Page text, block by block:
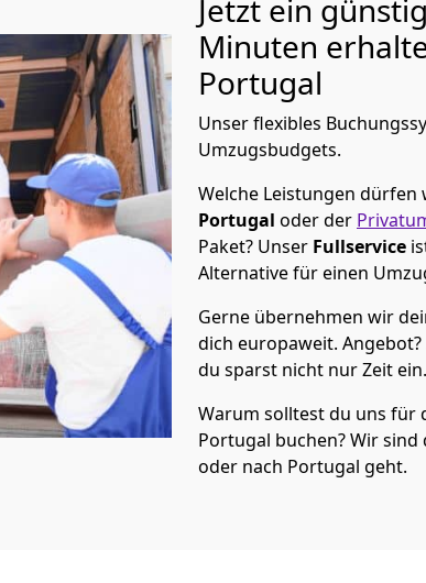
Jetzt ein
Minuten
Portugal
Unser flexibles
Umzugsbudgets.
Welche Leistungen dürfen
Portugal oder der
Paket? Unser Fullservice
Alternative für einen
Gerne übernehmen wir
dich europaweit.
du sparst nicht nur Zeit ein.
Warum solltest du uns für
Portugal buchen? Wir
oder nach Portugal geht.